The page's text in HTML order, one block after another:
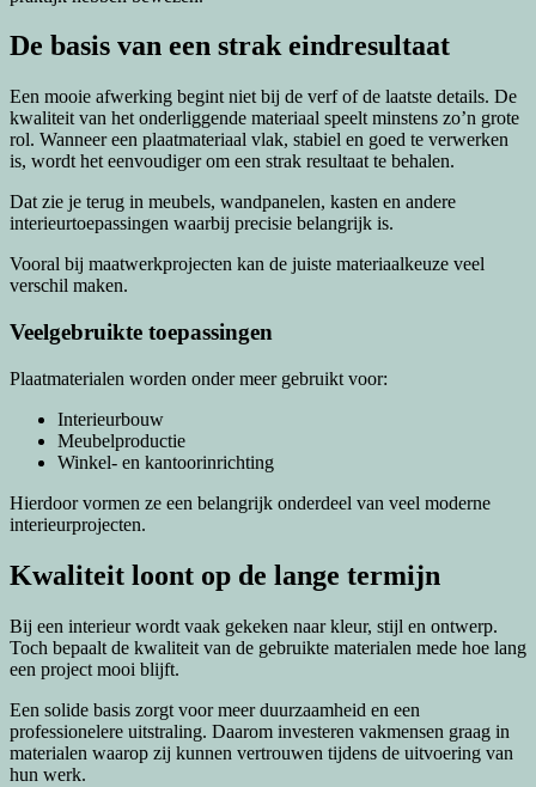
De basis van een strak eindresultaat
Een mooie afwerking begint niet bij de verf of de laatste details. De
kwaliteit van het onderliggende materiaal speelt minstens zo’n grote
rol. Wanneer een plaatmateriaal vlak, stabiel en goed te verwerken
is, wordt het eenvoudiger om een strak resultaat te behalen.
Dat zie je terug in meubels, wandpanelen, kasten en andere
interieurtoepassingen waarbij precisie belangrijk is.
Vooral bij maatwerkprojecten kan de juiste materiaalkeuze veel
verschil maken.
Veelgebruikte toepassingen
Plaatmaterialen worden onder meer gebruikt voor:
Interieurbouw
Meubelproductie
Winkel- en kantoorinrichting
Hierdoor vormen ze een belangrijk onderdeel van veel moderne
interieurprojecten.
Kwaliteit loont op de lange termijn
Bij een interieur wordt vaak gekeken naar kleur, stijl en ontwerp.
Toch bepaalt de kwaliteit van de gebruikte materialen mede hoe lang
een project mooi blijft.
Een solide basis zorgt voor meer duurzaamheid en een
professionelere uitstraling. Daarom investeren vakmensen graag in
materialen waarop zij kunnen vertrouwen tijdens de uitvoering van
hun werk.